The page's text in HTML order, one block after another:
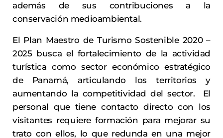
además de sus contribuciones a la
conservación medioambiental.
El Plan Maestro de Turismo Sostenible 2020 –
2025 busca el fortalecimiento de la actividad
turística como sector económico estratégico
de Panamá, articulando los territorios y
aumentando la competitividad del sector. El
personal que tiene contacto directo con los
visitantes requiere formación para mejorar su
trato con ellos, lo que redunda en una mejor